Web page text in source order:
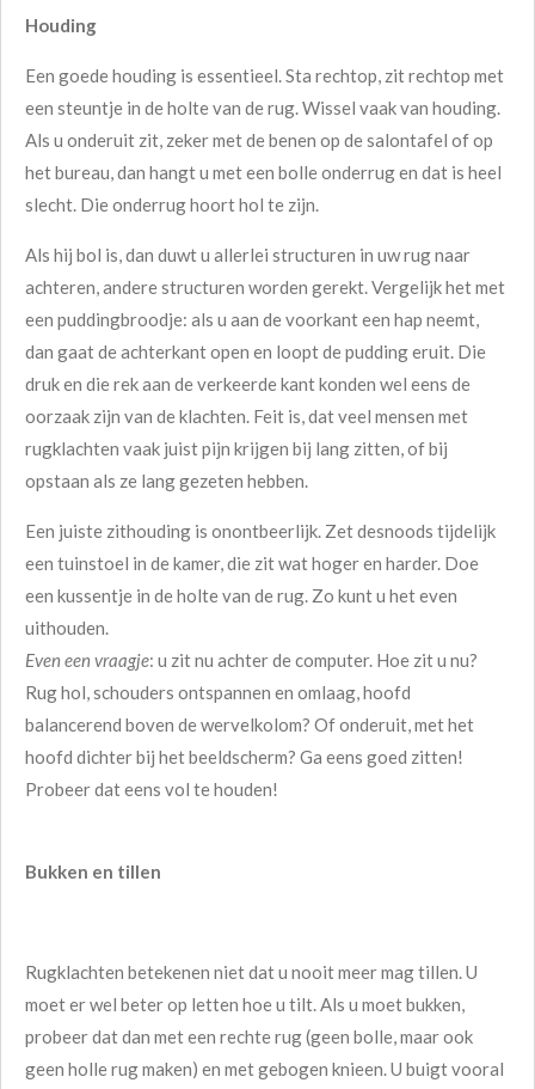
Houding
Een goede houding is essentieel. Sta rechtop, zit rechtop met
een steuntje in de holte van de rug. Wissel vaak van houding.
Als u onderuit zit, zeker met de benen op de salontafel of op
het bureau, dan hangt u met een bolle onderrug en dat is heel
slecht. Die onderrug hoort hol te zijn.
Als hij bol is, dan duwt u allerlei structuren in uw rug naar
achteren, andere structuren worden gerekt. Vergelijk het met
een puddingbroodje: als u aan de voorkant een hap neemt,
dan gaat de achterkant open en loopt de pudding eruit. Die
druk en die rek aan de verkeerde kant konden wel eens de
oorzaak zijn van de klachten. Feit is, dat veel mensen met
rugklachten vaak juist pijn krijgen bij lang zitten, of bij
opstaan als ze lang gezeten hebben.
Een juiste zithouding is onontbeerlijk. Zet desnoods tijdelijk
een tuinstoel in de kamer, die zit wat hoger en harder. Doe
een kussentje in de holte van de rug. Zo kunt u het even
uithouden.
Even een vraagje: u zit nu achter de computer. Hoe zit u nu?
Rug hol, schouders ontspannen en omlaag, hoofd
balancerend boven de wervelkolom? Of onderuit, met het
hoofd dichter bij het beeldscherm? Ga eens goed zitten!
Probeer dat eens vol te houden!
Bukken en tillen
Rugklachten betekenen niet dat u nooit meer mag tillen. U
moet er wel beter op letten hoe u tilt. Als u moet bukken,
probeer dat dan met een rechte rug (geen bolle, maar ook
geen holle rug maken) en met gebogen knieen. U buigt vooral